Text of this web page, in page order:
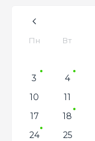
Пн Вт
3
4
10
11
17
18
24
25